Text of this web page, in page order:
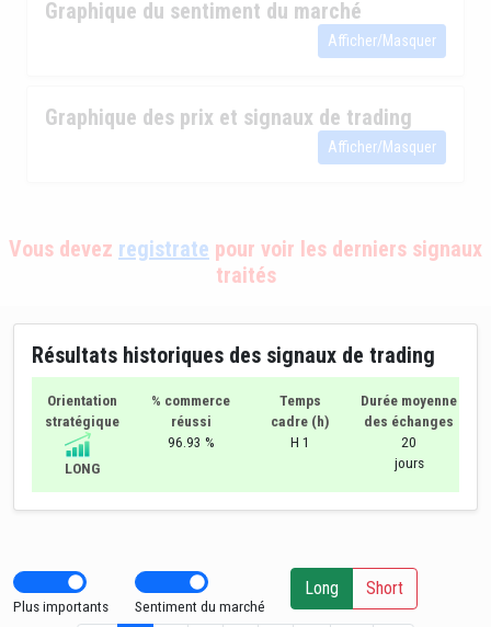
Graphique du sentiment du marché
Afficher/Masquer
Graphique des prix et signaux de trading
Afficher/Masquer
Vous devez registrate pour voir les derniers signaux
traités
Résultats historiques des signaux de trading
Orientation
stratégique
LONG
% commerce
réussi
96.93 %
Temps
cadre (h)
H 1
Durée moyenne
des échanges
20
jours
Plus importants Sentiment du marché
Long Short